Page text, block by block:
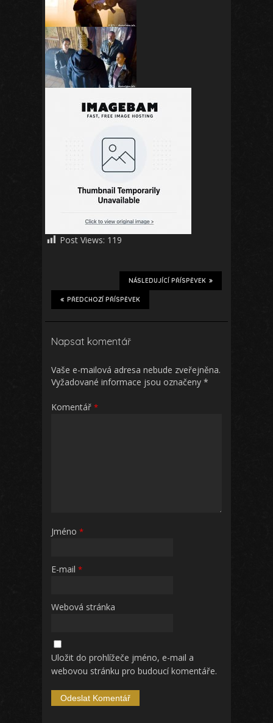
Post Views: 119
NÁSLEDUJÍCÍ PŘÍSPĚVEK
PŘEDCHOZÍ PŘÍSPĚVEK
Napsat komentář
Vaše e-mailová adresa nebude zveřejněna.
Vyžadované informace jsou označeny *
Komentář *
Jméno *
E-mail *
Webová stránka
Uložit do prohlížeče jméno, e-mail a
webovou stránku pro budoucí komentáře.